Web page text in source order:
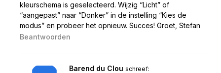
kleurschema is geselecteerd. Wijzig “Licht” of
“aangepast” naar “Donker” in de instelling “Kies de
modus” en probeer het opnieuw. Succes! Groet, Stefan
Beantwoorden
Barend du Clou schreef: